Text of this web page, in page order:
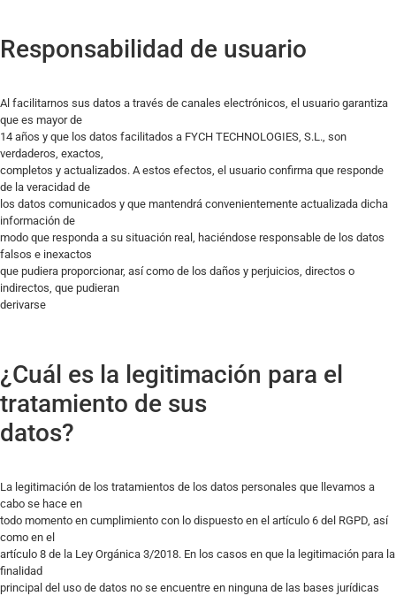
Responsabilidad de usuario
Al facilitarnos sus datos a través de canales electrónicos, el usuario garantiza
que es mayor de
14 años y que los datos facilitados a FYCH TECHNOLOGIES, S.L., son
verdaderos, exactos,
completos y actualizados. A estos efectos, el usuario confirma que responde
de la veracidad de
los datos comunicados y que mantendrá convenientemente actualizada dicha
información de
modo que responda a su situación real, haciéndose responsable de los datos
falsos e inexactos
que pudiera proporcionar, así como de los daños y perjuicios, directos o
indirectos, que pudieran
derivarse
¿Cuál es la legitimación para el
tratamiento de sus
datos?
La legitimación de los tratamientos de los datos personales que llevamos a
cabo se hace en
todo momento en cumplimiento con lo dispuesto en el artículo 6 del RGPD, así
como en el
artículo 8 de la Ley Orgánica 3/2018. En los casos en que la legitimación para la
finalidad
principal del uso de datos no se encuentre en ninguna de las bases jurídicas